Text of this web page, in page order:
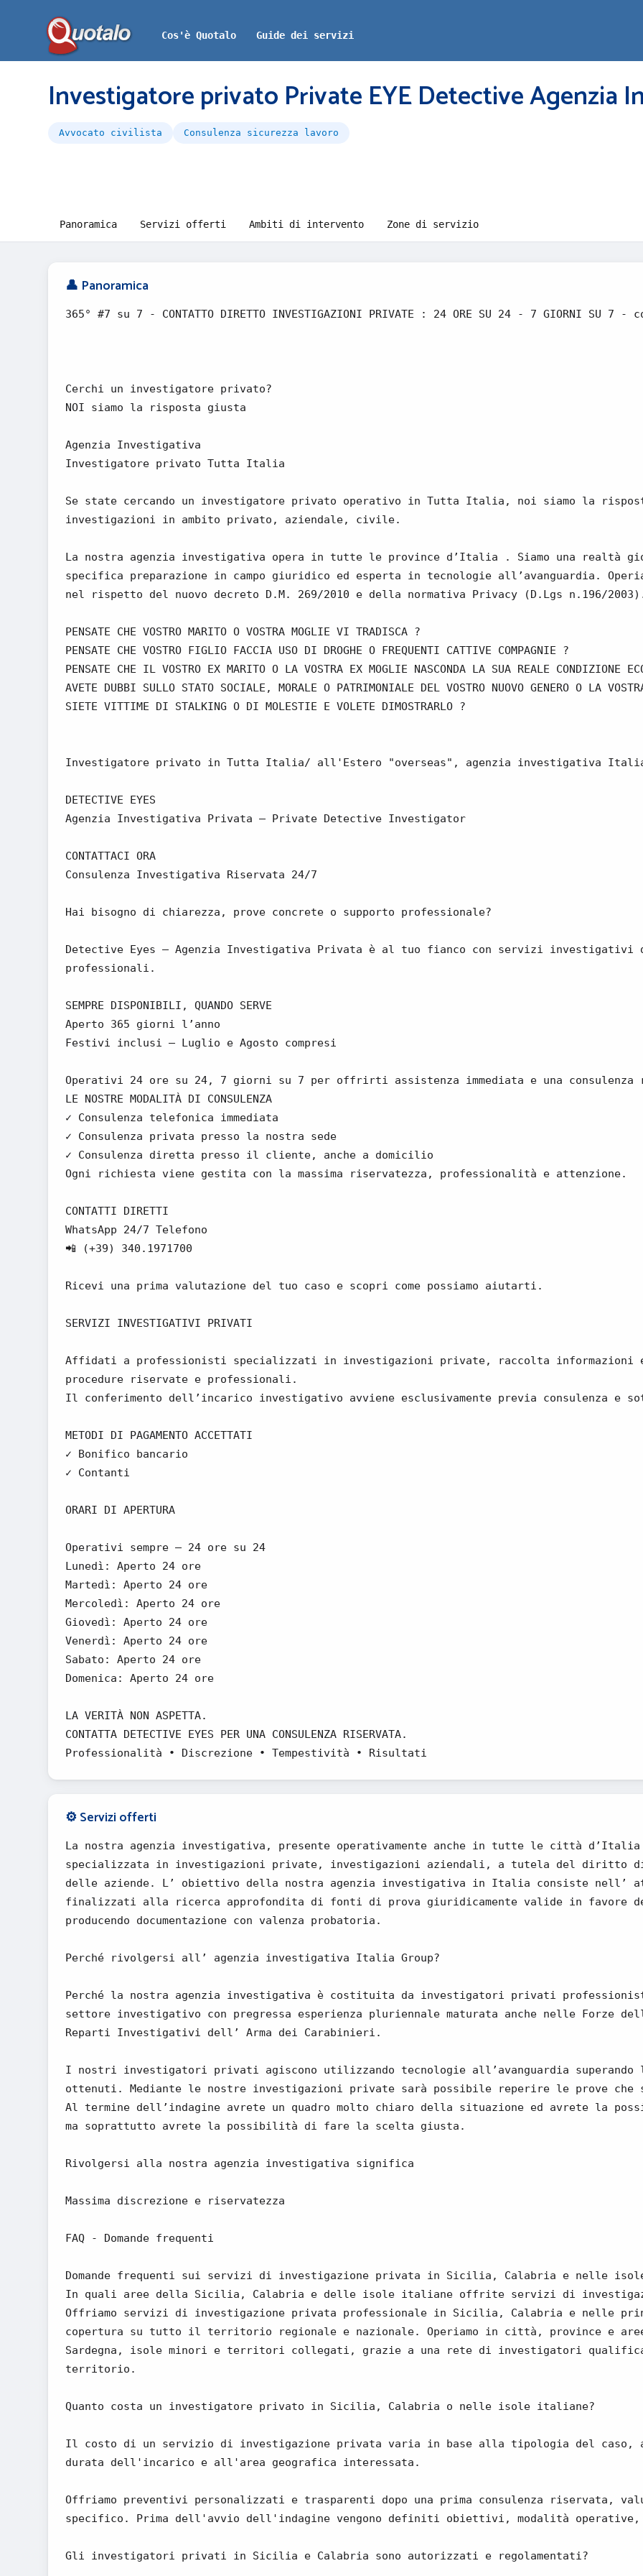
Cos'è Quotalo Guide dei servizi
Investigatore privato Private EYE Detective Agenzia
Avvocato civilista Consulenza sicurezza lavoro
Panoramica Servizi offerti Ambiti di intervento Zone di servizio
👤 Panoramica
365° #7 su 7 - CONTATTO DIRETTO INVESTIGAZIONI PRIVATE : 24 ORE SU 24 - 7 GIORNI
Cerchi un investigatore privato?
NOI siamo la risposta giusta
Agenzia Investigativa
Investigatore privato Tutta Italia
Se state cercando un investigatore privato operativo in Tutta Italia, noi siamo la
investigazioni in ambito privato, aziendale, civile.
La nostra agenzia investigativa opera in tutte le province d’Italia . Siamo una realtà
specifica preparazione in campo giuridico ed esperta in tecnologie all’avanguardia.
nel rispetto del nuovo decreto D.M. 269/2010 e della normativa Privacy (D.Lgs n.196/
PENSATE CHE VOSTRO MARITO O VOSTRA MOGLIE VI TRADISCA ?
PENSATE CHE VOSTRO FIGLIO FACCIA USO DI DROGHE O FREQUENTI CATTIVE COMPAGNIE ?
PENSATE CHE IL VOSTRO EX MARITO O LA VOSTRA EX MOGLIE NASCONDA LA SUA REALE CONDIZIONE
AVETE DUBBI SULLO STATO SOCIALE, MORALE O PATRIMONIALE DEL VOSTRO NUOVO GENERO O LA
SIETE VITTIME DI STALKING O DI MOLESTIE E VOLETE DIMOSTRARLO ?
Investigatore privato in Tutta Italia/ all'Estero "overseas", agenzia investigativa Italia
DETECTIVE EYES
Agenzia Investigativa Privata – Private Detective Investigator
CONTATTACI ORA
Consulenza Investigativa Riservata 24/7
Hai bisogno di chiarezza, prove concrete o supporto professionale?
Detective Eyes – Agenzia Investigativa Privata è al tuo fianco con servizi investigativi
professionali.
SEMPRE DISPONIBILI, QUANDO SERVE
Aperto 365 giorni l’anno
Festivi inclusi – Luglio e Agosto compresi
Operativi 24 ore su 24, 7 giorni su 7 per offrirti assistenza immediata e una consulenza
LE NOSTRE MODALITÀ DI CONSULENZA
✓ Consulenza telefonica immediata
✓ Consulenza privata presso la nostra sede
✓ Consulenza diretta presso il cliente, anche a domicilio
Ogni richiesta viene gestita con la massima riservatezza, professionalità e attenzione.
CONTATTI DIRETTI
WhatsApp 24/7 Telefono
📲 (+39) 340.1971700
Ricevi una prima valutazione del tuo caso e scopri come possiamo aiutarti.
SERVIZI INVESTIGATIVI PRIVATI
Affidati a professionisti specializzati in investigazioni private, raccolta informazioni
procedure riservate e professionali.
Il conferimento dell’incarico investigativo avviene esclusivamente previa consulenza e
METODI DI PAGAMENTO ACCETTATI
✓ Bonifico bancario
✓ Contanti
ORARI DI APERTURA
Operativi sempre – 24 ore su 24
Lunedì: Aperto 24 ore
Martedì: Aperto 24 ore
Mercoledì: Aperto 24 ore
Giovedì: Aperto 24 ore
Venerdì: Aperto 24 ore
Sabato: Aperto 24 ore
Domenica: Aperto 24 ore
LA VERITÀ NON ASPETTA.
CONTATTA DETECTIVE EYES PER UNA CONSULENZA RISERVATA.
Professionalità • Discrezione • Tempestività • Risultati
⚙️ Servizi offerti
La nostra agenzia investigativa, presente operativamente anche in tutte le città
specializzata in investigazioni private, investigazioni aziendali, a tutela del
delle aziende. L’ obiettivo della nostra agenzia investigativa in Italia consiste nell’
finalizzati alla ricerca approfondita di fonti di prova giuridicamente valide in favore
producendo documentazione con valenza probatoria.
Perché rivolgersi all’ agenzia investigativa Italia Group?
Perché la nostra agenzia investigativa è costituita da investigatori privati
settore investigativo con pregressa esperienza pluriennale maturata anche nelle Forze
Reparti Investigativi dell’ Arma dei Carabinieri.
I nostri investigatori privati agiscono utilizzando tecnologie all’avanguardia
ottenuti. Mediante le nostre investigazioni private sarà possibile reperire le prove che
Al termine dell’indagine avrete un quadro molto chiaro della situazione ed avrete la
ma soprattutto avrete la possibilità di fare la scelta giusta.
Rivolgersi alla nostra agenzia investigativa significa
Massima discrezione e riservatezza
FAQ - Domande frequenti
Domande frequenti sui servizi di investigazione privata in Sicilia, Calabria e nelle
In quali aree della Sicilia, Calabria e delle isole italiane offrite servizi di
Offriamo servizi di investigazione privata professionale in Sicilia, Calabria e nelle
copertura su tutto il territorio regionale e nazionale. Operiamo in città, province e
Sardegna, isole minori e territori collegati, grazie a una rete di investigatori
territorio.
Quanto costa un investigatore privato in Sicilia, Calabria o nelle isole italiane?
Il costo di un servizio di investigazione privata varia in base alla tipologia del caso,
durata dell'incarico e all'area geografica interessata.
Offriamo preventivi personalizzati e trasparenti dopo una prima consulenza riservata,
specifico. Prima dell'avvio dell'indagine vengono definiti obiettivi, modalità
Gli investigatori privati in Sicilia e Calabria sono autorizzati e regolamentati?